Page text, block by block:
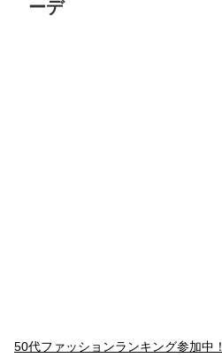
ーデ
50代ファッションランキング参加中！